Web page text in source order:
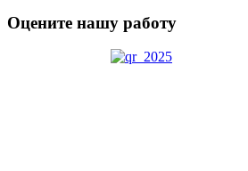
Оцените нашу работу